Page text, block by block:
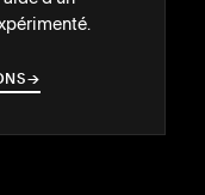
→